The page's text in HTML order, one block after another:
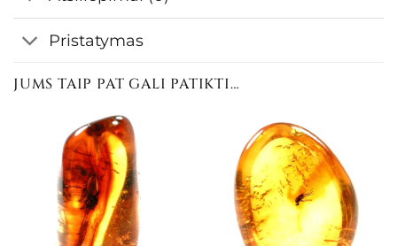
Pristatymas
JUMS TAIP PAT GALI PATIKTI…